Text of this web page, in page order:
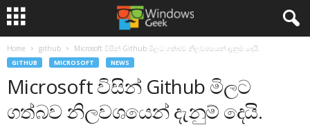
Home github Microsoft විසින් Github මිලට ගත්බව නිලවශයෙන් දැනුම් දෙයි.
GITHUB MICROSOFT NEWS
Microsoft විසින් Github මිලට
ගත්බව නිලවශයෙන් දැනුම් දෙයි.